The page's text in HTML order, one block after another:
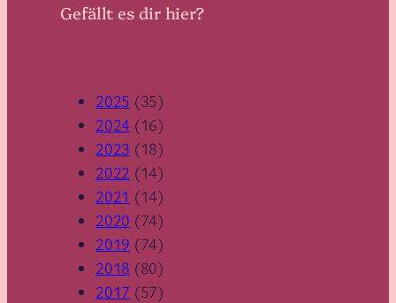
Gefällt es dir hier?
2025 (35)
2024 (16)
2023 (18)
2022 (14)
2021 (14)
2020 (74)
2019 (74)
2018 (80)
2017 (57)